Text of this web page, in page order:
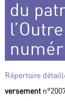
du
Répertoire
versement